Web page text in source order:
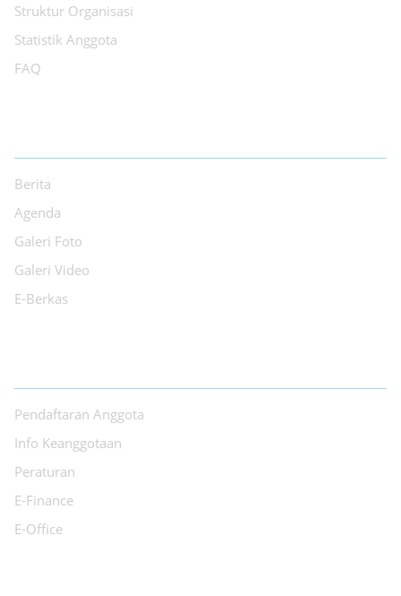
Struktur Organisasi
Statistik Anggota
FAQ
Berita
Agenda
Galeri Foto
Galeri Video
E-Berkas
Pendaftaran Anggota
Info Keanggotaan
Peraturan
E-Finance
E-Office